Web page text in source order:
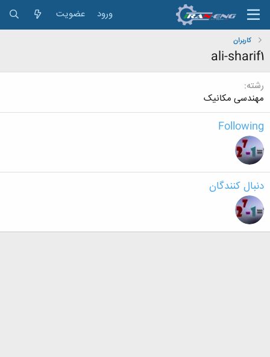
ورود عضویت
کاربران
ali-sharif1
رشته
مهندسی مکانیک
Following
دنبال کنندگان